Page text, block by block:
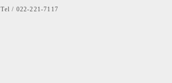
Tel / 022-221-7117